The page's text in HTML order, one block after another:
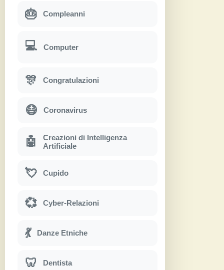
🎂 Compleanni
💻 Computer
🎊 Congratulazioni
😷 Coronavirus
🤖
Creazioni di Intelligenza
Artificiale
💘 Cupido
💞 Cyber-Relazioni
💃 Danze Etniche
🦷 Dentista